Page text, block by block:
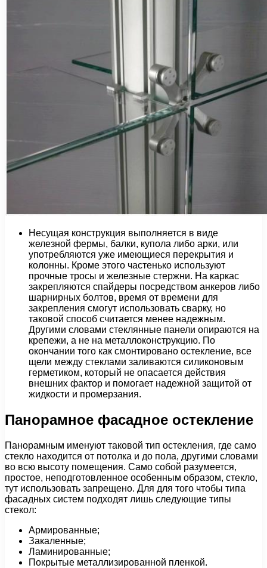
Несущая конструкция выполняется в виде
железной фермы, балки, купола либо арки, или
употребляются уже имеющиеся перекрытия и
колонны. Кроме этого частенько используют
прочные тросы и железные стержни. На каркас
закрепляются спайдеры посредством анкеров либо
шарнирных болтов, время от времени для
закрепления смогут использовать сварку, но
таковой способ считается менее надежным.
Другими словами стеклянные панели опираются на
крепежи, а не на металлоконструкцию. По
окончании того как смонтировано остекление, все
щели между стеклами заливаются силиконовым
герметиком, который не опасается действия
внешних фактор и помогает надежной защитой от
жидкости и промерзания.
Панорамное фасадное остекление
Панорамным именуют таковой тип остекления, где само
стекло находится от потолка и до пола, другими словами
во всю высоту помещения. Само собой разумеется,
простое, неподготовленное особенным образом, стекло,
тут использовать запрещено. Для для того чтобы типа
фасадных систем подходят лишь следующие типы
стекол:
Армированные;
Закаленные;
Ламинированные;
Покрытые металлизированной пленкой.